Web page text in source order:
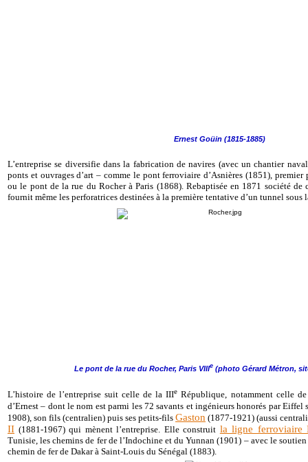
Ernest Goüin (1815-1885)
L’entreprise se diversifie dans la fabrication de navires (avec un chantier
ponts et ouvrages d’art – comme le pont ferroviaire d’Asnières (1851),
ou le pont de la rue du Rocher à Paris (1868). Rebaptisée en 1871 société
fournit même les perforatrices destinées à la première tentative d’un tunnel sous
Le pont de la rue du Rocher, Paris VIIIe (photo Gérard Métron,
L’histoire de l’entreprise suit celle de la IIIe République, notamment celle
d’Ernest – dont le nom est parmi les 72 savants et ingénieurs honorés par Eiffel
1908), son fils (centralien) puis ses petits-fils Gaston (1877-1921) (aussi
II (1881-1967) qui mènent l’entreprise. Elle construit la ligne ferroviaire
Tunisie, les chemins de fer de l’Indochine et du Yunnan (1901) – avec le
chemin de fer de Dakar à Saint-Louis du Sénégal (1883).